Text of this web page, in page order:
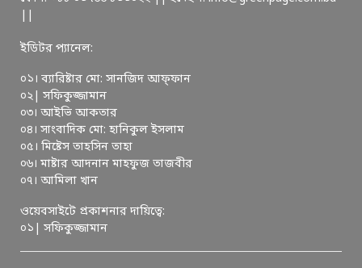
ইডিটর প্যানেল:
০১। ব্যারিষ্টার মো: সানজিদ আফ্ফান
০২| সফিকুজ্জামান
০৩। আইভি আকতার
০৪। সাংবাদিক মো: হানিকুল ইসলাম
০৫। মিষ্টেস তাহসিন তাহা
০৬। মাষ্টার আদনান মাহফুজ তাজবীর
০৭। আমিলা খান
ওয়েবসাইটে প্রকাশনার দায়িত্বে:
০১| সফিকুজ্জামান